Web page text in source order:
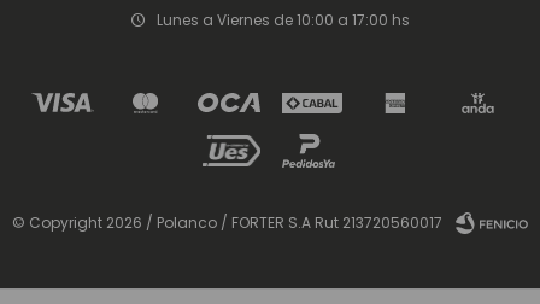
Lunes a Viernes de 10:00 a 17:00 hs
© Copyright 2026 / Polanco / FORTER S.A Rut 213720560017